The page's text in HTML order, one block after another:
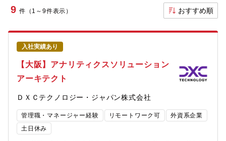
9 件（1～9件表示） おすすめ順
入社実績あり
【大阪】アナリティクスソリューション
アーキテクト
ＤＸＣテクノロジー・ジャパン株式会社
管理職・マネージャー経験 リモートワーク可
外資系企業
土日休み